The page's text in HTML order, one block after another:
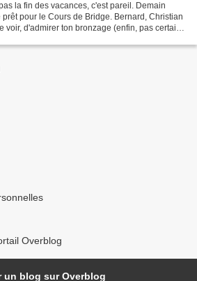
la fin des vacances, c'est pareil. Demain
pour le Cours de Bridge. Bernard, Christian
voir, d'admirer ton bronzage (enfin, pas certain
Overblog
un blog sur Overblog